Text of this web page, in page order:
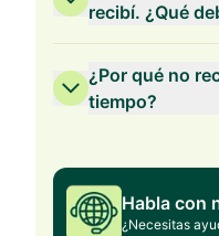
recibí. ¿Qué
¿Por qué no
tiempo?
Habla con
¿Necesitas